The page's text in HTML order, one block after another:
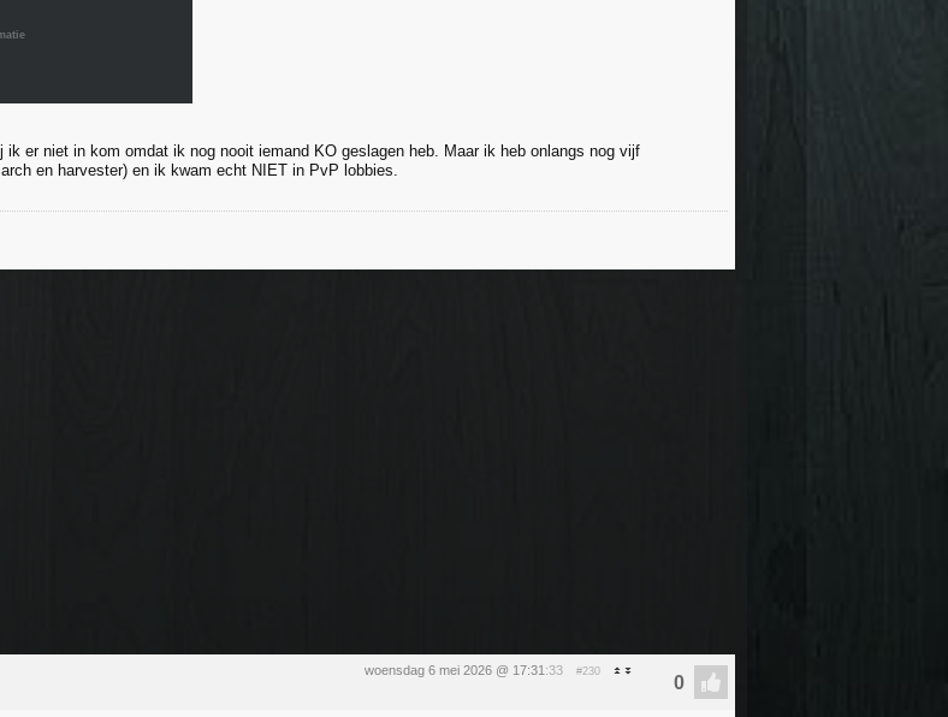
ik er niet in kom omdat ik nog nooit iemand KO geslagen heb. Maar ik heb onlangs nog vijf
en harvester) en ik kwam echt NIET in PvP lobbies.
woensdag 6 mei 2026 @ 17:31 :33 #230